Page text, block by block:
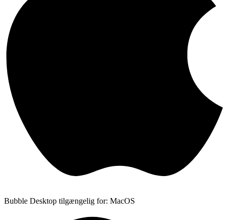
Bubble Desktop tilgængelig for: MacOS